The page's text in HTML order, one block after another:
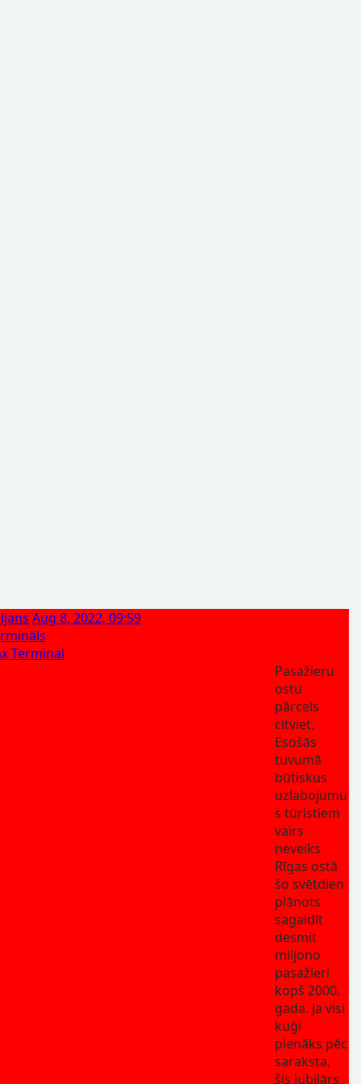
Aug 8, 2022, 09:59
Terminal
Pasažieru
ostu
pārcels
citviet.
Esošās
tuvumā
būtiskus
uzlabojumu
s tūristiem
vairs
neveiks
Rīgas ostā
šo svētdien
plānots
sagaidīt
desmit
miljono
pasažieri
kopš 2000.
gada. Ja visi
kuģi
pienāks pēc
saraksta,
šis jubilārs